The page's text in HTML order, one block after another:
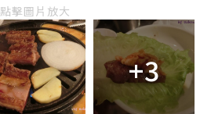
點擊圖片放大
+3